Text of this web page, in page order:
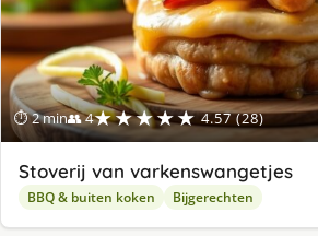
⏱ 2 min👥 4★★★★★ 4.57 (28)
Stoverij van varkenswangetjes
BBQ & buiten koken Bijgerechten